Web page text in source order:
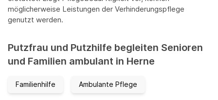
möglicherweise Leistungen der Verhinderungspflege
genutzt werden.
Putzfrau und Putzhilfe begleiten Senioren
und Familien ambulant in Herne
Familienhilfe Ambulante Pflege